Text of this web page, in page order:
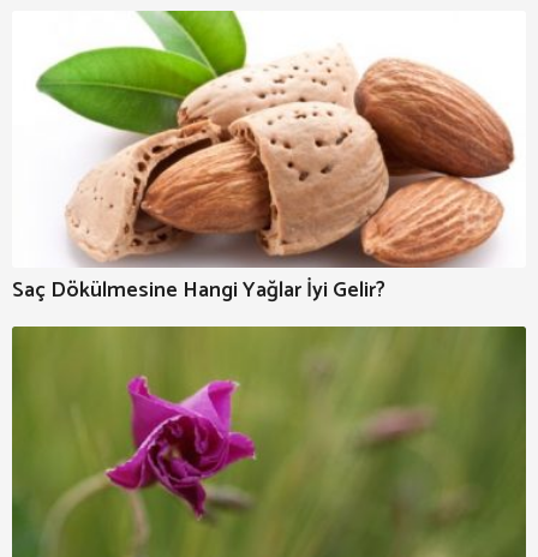
Saç Dökülmesine Hangi Yağlar İyi Gelir?